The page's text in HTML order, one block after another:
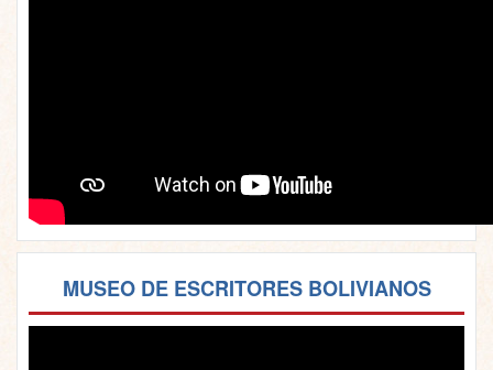
MUSEO DE ESCRITORES BOLIVIANOS